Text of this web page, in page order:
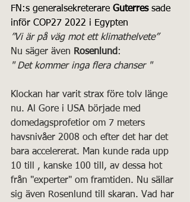
FN:s generalsekreterare Guterres sade
inför COP27 2022 i Egypten
”Vi är på väg mot ett klimathelvete”
Nu säger även Rosenlund :
" Det kommer inga flera chanser "
Klockan har varit strax före tolv länge
nu. Al Gore i USA började med
domedagsprofetior om 7 meters
havsnivåer 2008 och efter det har det
bara accelererat. Man kunde rada upp
10 till , kanske 100 till, av dessa hot
från "experter" om framtiden. Nu sällar
sig även Rosenlund till skaran. Vad har